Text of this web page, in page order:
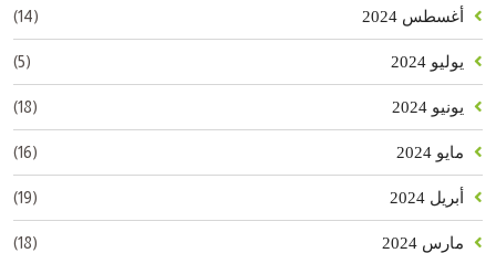
أغسطس 2024 (14)
يوليو 2024 (5)
يونيو 2024 (18)
مايو 2024 (16)
أبريل 2024 (19)
مارس 2024 (18)